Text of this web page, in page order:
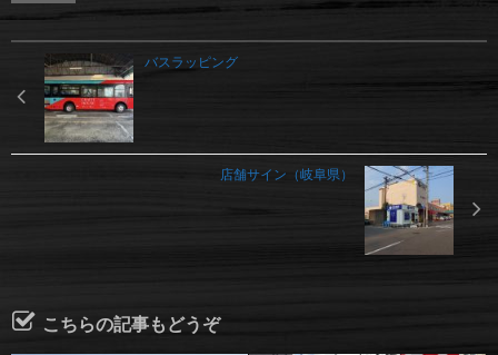
バスラッピング
店舗サイン（岐阜県）
こちらの記事もどうぞ